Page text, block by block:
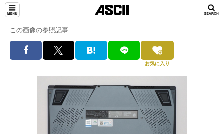
この画像の参照記事
お気に入り